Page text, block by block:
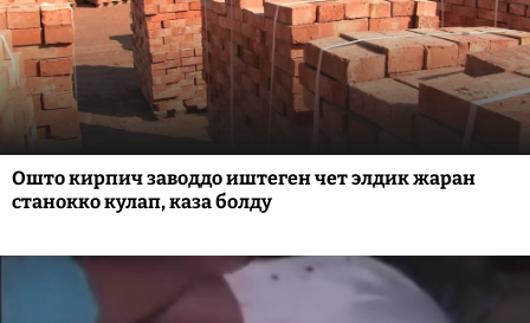
Ошто кирпич заводдо иштеген чет элдик жаран
станокко кулап, каза болду